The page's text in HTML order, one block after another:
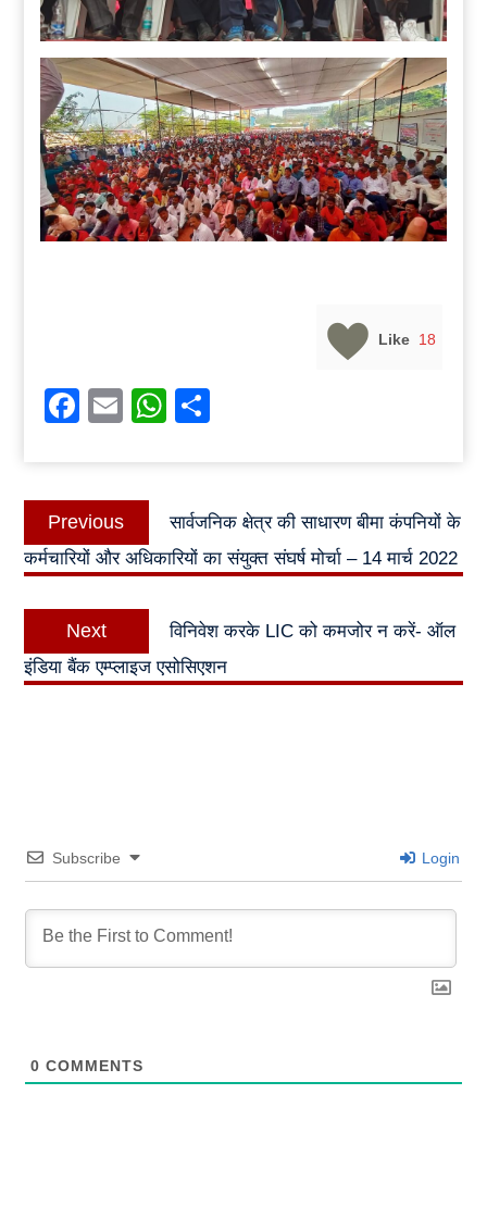
Like 18
Facebook
EmailWhatsApp
Share
Post
navigation
Previous
Previous
post:
सार्वजनिक क्षेत्र की साधारण बीमा कंपनियों के
कर्मचारियों और अधिकारियों का संयुक्त संघर्ष मोर्चा – 14 मार्च 2022
Next
Next
post:
विनिवेश करके LIC को कमजोर न करें- ऑल
इंडिया बैंक एम्प्लाइज एसोसिएशन
Subscribe Login
0 COMMENTS